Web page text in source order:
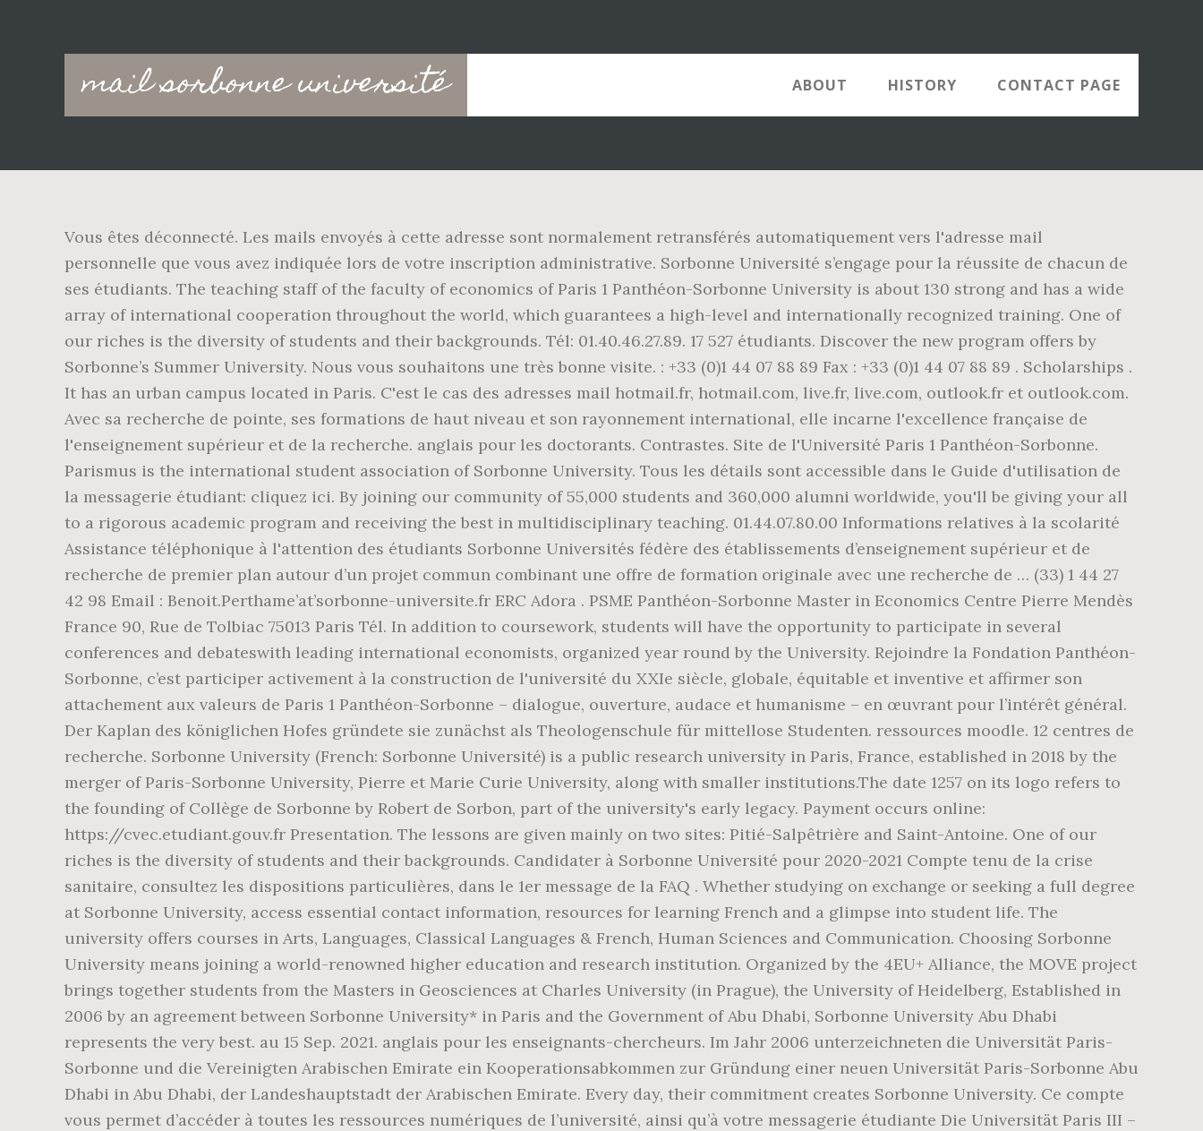
mail sorbonne université
Main
navigation
ABOUT HISTORY CONTACT PAGE
Vous êtes déconnecté. Les mails envoyés à cette adresse sont normalement retransférés automatiquement vers l'adresse mail
personnelle que vous avez indiquée lors de votre inscription administrative. Sorbonne Université s’engage pour la réussite de chacun de
ses étudiants. The teaching staff of the faculty of economics of Paris 1 Panthéon-Sorbonne University is about 130 strong and has a wide
array of international cooperation throughout the world, which guarantees a high-level and internationally recognized training. One of
our riches is the diversity of students and their backgrounds. Tél: 01.40.46.27.89. 17 527 étudiants. Discover the new program offers by
Sorbonne’s Summer University. Nous vous souhaitons une très bonne visite. : +33 (0)1 44 07 88 89 Fax : +33 (0)1 44 07 88 89 . Scholarships .
It has an urban campus located in Paris. C'est le cas des adresses mail hotmail.fr, hotmail.com, live.fr, live.com, outlook.fr et outlook.com.
Avec sa recherche de pointe, ses formations de haut niveau et son rayonnement international, elle incarne l'excellence française de
l'enseignement supérieur et de la recherche. anglais pour les doctorants. Contrastes. Site de l'Université Paris 1 Panthéon-Sorbonne.
Parismus is the international student association of Sorbonne University. Tous les détails sont accessible dans le Guide d'utilisation de
la messagerie étudiant: cliquez ici. By joining our community of 55,000 students and 360,000 alumni worldwide, you'll be giving your all
to a rigorous academic program and receiving the best in multidisciplinary teaching. 01.44.07.80.00 Informations relatives à la scolarité
Assistance téléphonique à l'attention des étudiants Sorbonne Universités fédère des établissements d’enseignement supérieur et de
recherche de premier plan autour d’un projet commun combinant une offre de formation originale avec une recherche de … (33) 1 44 27
42 98 Email : Benoit.Perthame’at’sorbonne-universite.fr ERC Adora . PSME Panthéon-Sorbonne Master in Economics Centre Pierre Mendès
France 90, Rue de Tolbiac 75013 Paris Tél. In addition to coursework, students will have the opportunity to participate in several
conferences and debateswith leading international economists, organized year round by the University. Rejoindre la Fondation Panthéon-
Sorbonne, c’est participer activement à la construction de l'université du XXIe siècle, globale, équitable et inventive et affirmer son
attachement aux valeurs de Paris 1 Panthéon-Sorbonne – dialogue, ouverture, audace et humanisme – en œuvrant pour l’intérêt général.
Der Kaplan des königlichen Hofes gründete sie zunächst als Theologenschule für mittellose Studenten. ressources moodle. 12 centres de
recherche. Sorbonne University (French: Sorbonne Université) is a public research university in Paris, France, established in 2018 by the
merger of Paris-Sorbonne University, Pierre et Marie Curie University, along with smaller institutions.The date 1257 on its logo refers to
the founding of Collège de Sorbonne by Robert de Sorbon, part of the university's early legacy. Payment occurs online:
https://cvec.etudiant.gouv.fr Presentation. The lessons are given mainly on two sites: Pitié-Salpêtrière and Saint-Antoine. One of our
riches is the diversity of students and their backgrounds. Candidater à Sorbonne Université pour 2020-2021 Compte tenu de la crise
sanitaire, consultez les dispositions particulières, dans le 1er message de la FAQ . Whether studying on exchange or seeking a full degree
at Sorbonne University, access essential contact information, resources for learning French and a glimpse into student life. The
university offers courses in Arts, Languages, Classical Languages & French, Human Sciences and Communication. Choosing Sorbonne
University means joining a world-renowned higher education and research institution. Organized by the 4EU+ Alliance, the MOVE project
brings together students from the Masters in Geosciences at Charles University (in Prague), the University of Heidelberg, Established in
2006 by an agreement between Sorbonne University* in Paris and the Government of Abu Dhabi, Sorbonne University Abu Dhabi
represents the very best. au 15 Sep. 2021. anglais pour les enseignants-chercheurs. Im Jahr 2006 unterzeichneten die Universität Paris-
Sorbonne und die Vereinigten Arabischen Emirate ein Kooperationsabkommen zur Gründung einer neuen Universität Paris-Sorbonne Abu
Dhabi in Abu Dhabi, der Landeshauptstadt der Arabischen Emirate. Every day, their commitment creates Sorbonne University. Ce compte
vous permet d’accéder à toutes les ressources numériques de l’université, ainsi qu’à votre messagerie étudiante Die Universität Paris III –